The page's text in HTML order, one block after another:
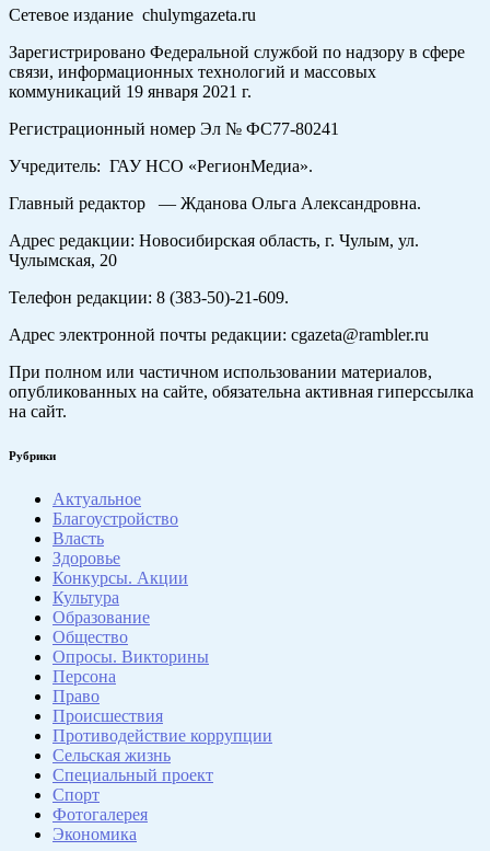
Сетевое издание chulymgazeta.ru
Зарегистрировано Федеральной службой по надзору в сфере
связи, информационных технологий и массовых
коммуникаций 19 января 2021 г.
Регистрационный номер Эл № ФС77-80241
Учредитель: ГАУ НСО «РегионМедиа».
Главный редактор — Жданова Ольга Александровна.
Адрес редакции: Новосибирская область, г. Чулым, ул.
Чулымская, 20
Телефон редакции: 8 (383-50)-21-609.
Адрес электронной почты редакции: cgazeta@rambler.ru
При полном или частичном использовании материалов,
опубликованных на сайте, обязательна активная гиперссылка
на сайт.
Рубрики
Актуальное
Благоустройство
Власть
Здоровье
Конкурсы. Акции
Культура
Образование
Общество
Опросы. Викторины
Персона
Право
Происшествия
Противодействие коррупции
Сельская жизнь
Специальный проект
Спорт
Фотогалерея
Экономика